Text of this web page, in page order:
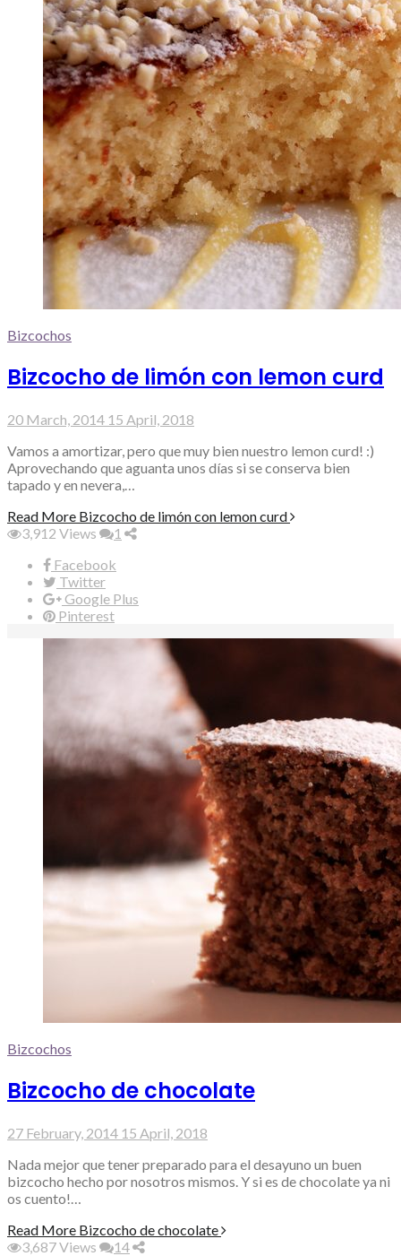
Bizcochos
Bizcocho de limón con lemon curd
20 March, 2014 15 April, 2018
Vamos a amortizar, pero que muy bien nuestro lemon curd! :)
Aprovechando que aguanta unos días si se conserva bien
tapado y en nevera,…
Read More Bizcocho de limón con lemon curd
3,912 Views
1
Facebook
Twitter
Google Plus
Pinterest
Bizcochos
Bizcocho de chocolate
27 February, 2014 15 April, 2018
Nada mejor que tener preparado para el desayuno un buen
bizcocho hecho por nosotros mismos. Y si es de chocolate ya ni
os cuento!…
Read More Bizcocho de chocolate
3,687Views
14